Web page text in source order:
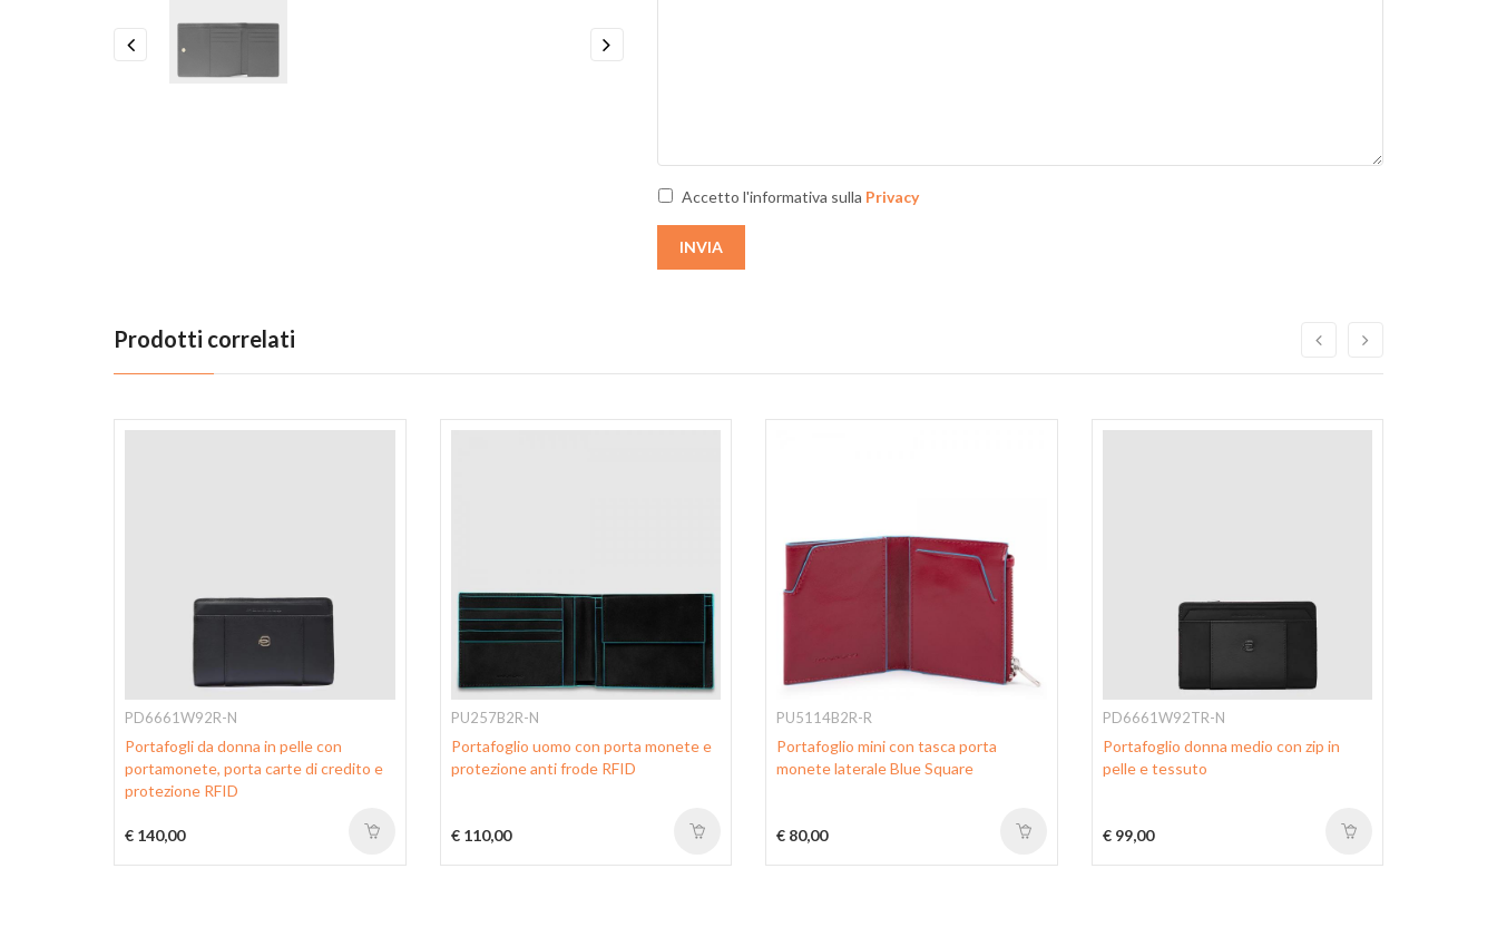
Accetto l'informativa sulla Privacy
INVIA
Prodotti correlati
PD6661W92R-N
Portafogli da donna in pelle con
portamonete, porta carte di credito e
protezione RFID
€ 140,00
PU257B2R-N
Portafoglio uomo con porta monete e
protezione anti frode RFID
€ 110,00
PU5114B2R-R
Portafoglio mini con tasca porta
monete laterale Blue Square
€ 80,00
PD6661W92TR-N
Portafoglio donna medio con zip in
pelle e tessuto
€ 99,00